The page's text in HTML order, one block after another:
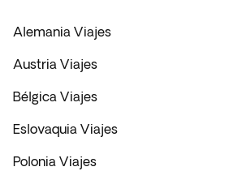
Alemania Viajes
Austria Viajes
Bélgica Viajes
Eslovaquia Viajes
Polonia Viajes